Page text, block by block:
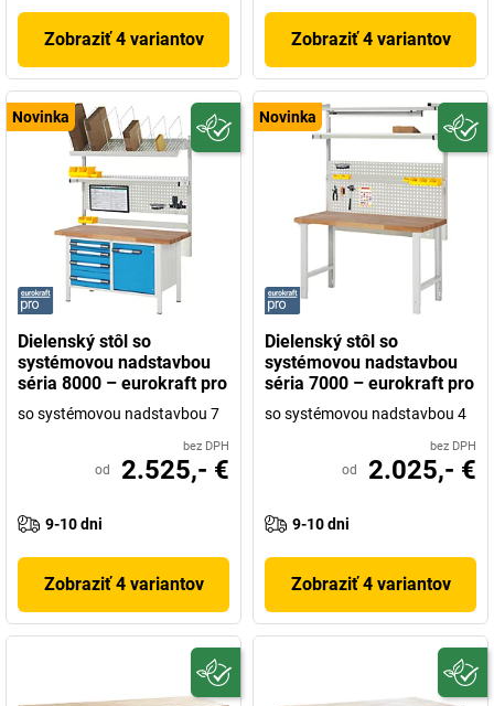
Zobraziť 4 variantov Zobraziť 4 variantov
Novinka
Dielenský stôl so
systémovou nadstavbou
séria 8000 – eurokraft pro
so systémovou nadstavbou 7
bez DPH
od 2.525,- €
9-10 dni
Zobraziť 4 variantov
Novinka
Dielenský stôl so
systémovou nadstavbou
séria 7000 – eurokraft pro
so systémovou nadstavbou 4
bez DPH
od 2.025,- €
9-10 dni
Zobraziť 4 variantov